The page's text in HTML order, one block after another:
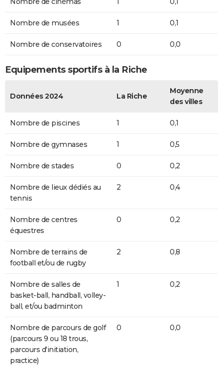
Nombre de musées 1 0,1
Nombre de conservatoires 0 0,0
Equipements sportifs à la Riche
Données 2024 La Riche
Moyenne
des villes
Nombre de piscines 1 0,1
Nombre de gymnases 1 0,5
Nombre de stades 0 0,2
Nombre de lieux dédiés au
tennis
2 0,4
Nombre de centres
équestres
0 0,2
Nombre de terrains de
football et/ou de rugby
2 0,8
Nombre de salles de
basket-ball, handball, volley-
ball, et/ou badminton
1 0,2
Nombre de parcours de golf
(parcours 9 ou 18 trous,
parcours d'initiation,
practice)
0 0,0